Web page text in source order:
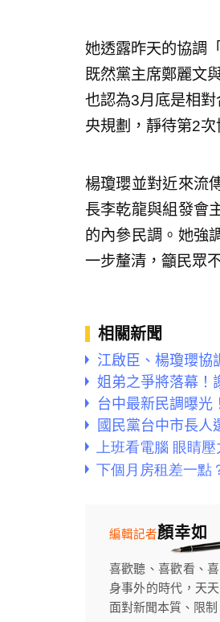
她透露昨天的協調
既然黨主席鄭麗文
也認為3月底是相
央規劃，靜待第2次
楊瓊瓔並對近來流
長李乾龍與組發會
的內參民調。她強
一步釐清，籲民眾
相關新聞
江啟臣、楊瓊瓔
姐弟之爭將落幕！
台中最新民調曝
國民黨台中市長人
顏幸如
編輯記者
喜歡聽、喜歡看、
身事外的時代，天
面對新聞本質、限制